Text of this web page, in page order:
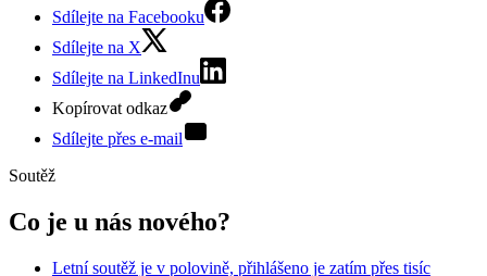
Sdílejte na Facebooku
Sdílejte na X
Sdílejte na LinkedInu
Kopírovat odkaz
Sdílejte přes e-mail
Soutěž
Co je u nás nového?
Letní soutěž je v polovině, přihlášeno je zatím přes tisíc